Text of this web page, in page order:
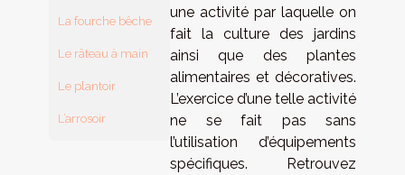
La fourche bêche
Le râteau à main
Le plantoir
L’arrosoir
une activité par laquelle on
fait la culture des jardins
ainsi que des plantes
alimentaires et décoratives.
L’exercice d’une telle activité
ne se fait pas sans
l’utilisation d’équipements
spécifiques. Retrouvez